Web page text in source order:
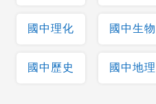
國中理化 國中生物
國中歷史 國中地理